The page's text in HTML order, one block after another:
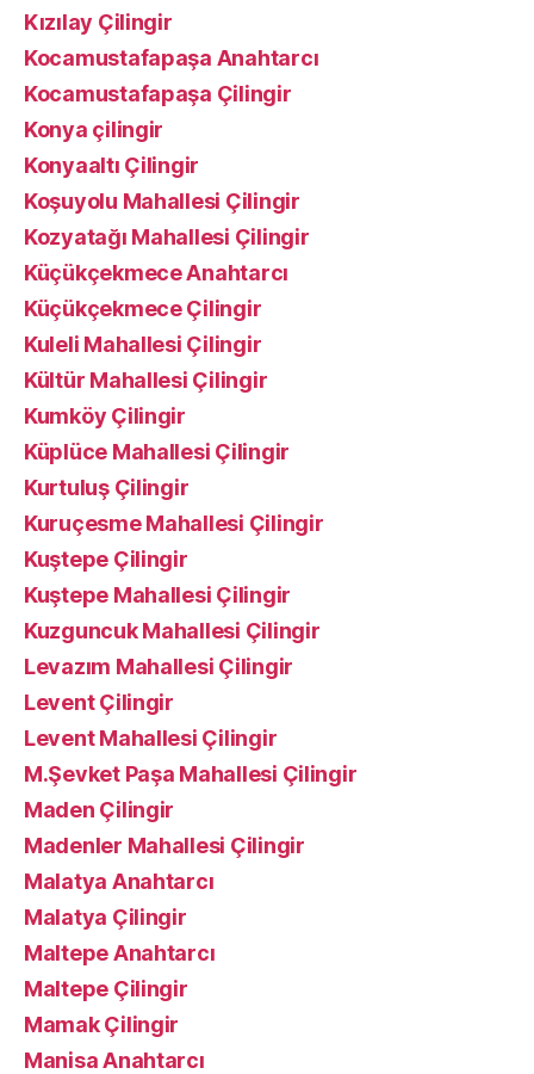
Kızılay Çilingir
Kocamustafapaşa Anahtarcı
Kocamustafapaşa Çilingir
Konya çilingir
Konyaaltı Çilingir
Koşuyolu Mahallesi Çilingir
Kozyatağı Mahallesi Çilingir
Küçükçekmece Anahtarcı
Küçükçekmece Çilingir
Kuleli Mahallesi Çilingir
Kültür Mahallesi Çilingir
Kumköy Çilingir
Küplüce Mahallesi Çilingir
Kurtuluş Çilingir
Kuruçesme Mahallesi Çilingir
Kuştepe Çilingir
Kuştepe Mahallesi Çilingir
Kuzguncuk Mahallesi Çilingir
Levazım Mahallesi Çilingir
Levent Çilingir
Levent Mahallesi Çilingir
M.Şevket Paşa Mahallesi Çilingir
Maden Çilingir
Madenler Mahallesi Çilingir
Malatya Anahtarcı
Malatya Çilingir
Maltepe Anahtarcı
Maltepe Çilingir
Mamak Çilingir
Manisa Anahtarcı